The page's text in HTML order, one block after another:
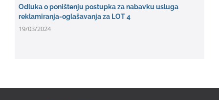
Odluka o poništenju postupka za nabavku usluga
reklamiranja-oglašavanja za LOT 4
19/03/2024